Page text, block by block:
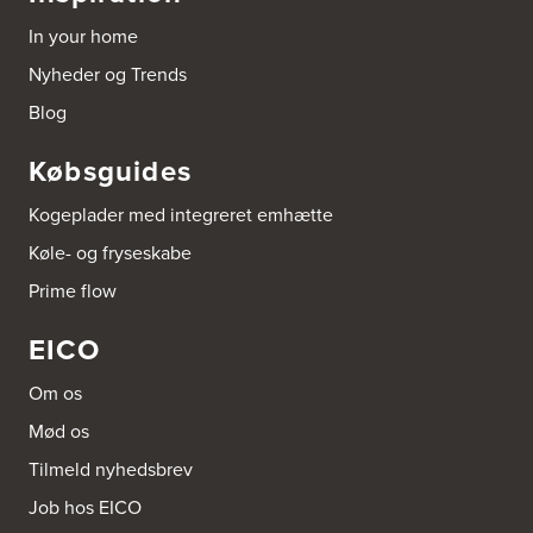
Tel.:86414243
BORG Glyvrar
FO-625 Glyvrar
Tel.:298477272
https://borg.fo/
BORG Klaksvík
Stangavegur 5
https://borg.fo/
Falkavegur 4
FO-100 Tórshavn
Tel.:298350500
https://borg.fo/
In your home
Nyheder og Trends
Blog
Købsguides
Kogeplader med integreret emhætte
Køle- og fryseskabe
Prime flow
EICO
Om os
Mød os
Tilmeld nyhedsbrev
Job hos EICO